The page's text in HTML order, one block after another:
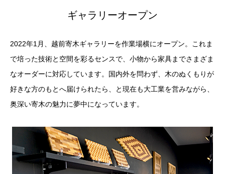
ギャラリーオープン
2022年1月、越前寄木ギャラリーを作業場横にオープン。これま
で培った技術と空間を彩るセンスで、小物から家具までさまざま
なオーダーに対応しています。国内外を問わず、木のぬくもりが
好きな方のもとへ届けられたら、と現在も大工業を営みながら、
奥深い寄木の魅力に夢中になっています。